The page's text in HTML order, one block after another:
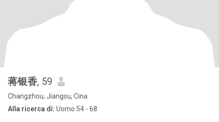
蒋银香, 59
Changzhou, Jiangsu, Cina
Alla ricerca di: Uomo 54 - 68